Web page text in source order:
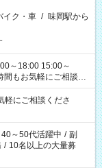
イク・車 / 味岡駅から
にご相談くださ
40～50代活躍中 / 副
/ 10名以上の大量募